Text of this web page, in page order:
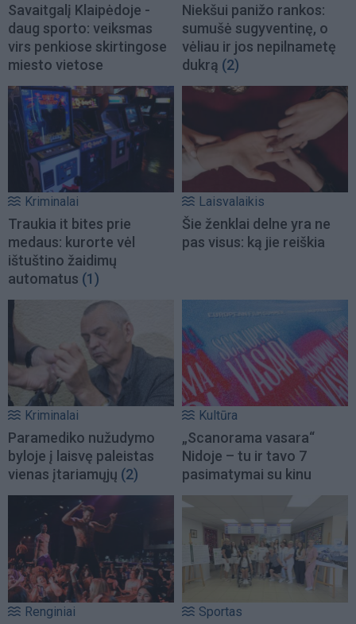
Savaitgalį Klaipėdoje -
daug sporto: veiksmas
virs penkiose skirtingose
miesto vietose
Niekšui panižo rankos:
sumušė sugyventinę, o
vėliau ir jos nepilnametę
dukrą (2)
Kriminalai
Traukia it bites prie
medaus: kurorte vėl
ištuštino žaidimų
automatus (1)
Laisvalaikis
Šie ženklai delne yra ne
pas visus: ką jie reiškia
Kriminalai
Paramediko nužudymo
byloje į laisvę paleistas
vienas įtariamųjų (2)
Kultūra
„Scanorama vasara“
Nidoje – tu ir tavo 7
pasimatymai su kinu
Renginiai Sportas